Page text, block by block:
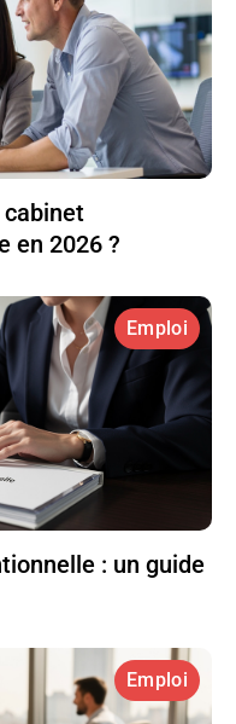
cabinet
en 2026 ?
Emploi
: un guide
Emploi